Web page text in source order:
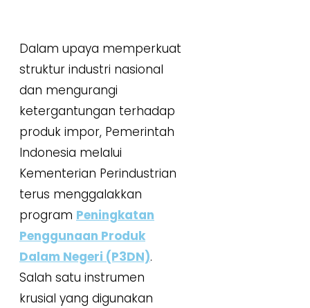
Dalam upaya memperkuat
struktur industri nasional
dan mengurangi
ketergantungan terhadap
produk impor, Pemerintah
Indonesia melalui
Kementerian Perindustrian
terus menggalakkan
program Peningkatan
Penggunaan Produk
Dalam Negeri (P3DN).
Salah satu instrumen
krusial yang digunakan